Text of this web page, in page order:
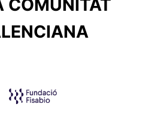
COMUNITAT